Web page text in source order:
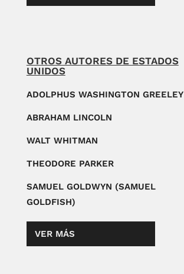
OTROS AUTORES DE ESTADOS
UNIDOS
ADOLPHUS WASHINGTON GREELEY
ABRAHAM LINCOLN
WALT WHITMAN
THEODORE PARKER
SAMUEL GOLDWYN (SAMUEL
GOLDFISH)
VER MÁS